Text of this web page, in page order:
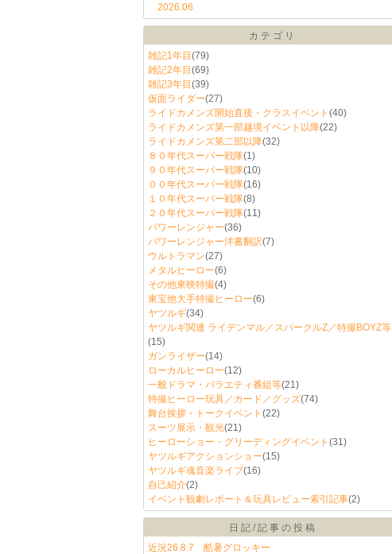
2026.06
カテゴリ
雑記1年目 (79)
雑記2年目 (69)
雑記3年目 (39)
仮面ライダー(27)
ライドカメンズ開始直後・クラスイベント (40)
ライドカメンズ第一部越境イベント以降(22)
ライドカメンズ第二部以降(32)
８０年代スーパー戦隊(1)
９０年代スーパー戦隊(10)
００年代スーパー戦隊(16)
１０年代スーパー戦隊(8)
２０年代スーパー戦隊(11)
パワーレンジャー(36)
パワーレンジャー洋書翻訳(7)
ウルトラマン(27)
メタルヒーロー(6)
その他東映特撮(4)
東宝他大手特撮ヒーロー(6)
ヤツルギ(34)
ヤツルギ関連 ライデンマル／スパークルZ／特撮BOYZ等
(15)
ガンライザー(14)
ローカルヒーロー(12)
一般ドラマ・バラエティ番組等(21)
特撮ヒーロー玩具／カード／グッズ(74)
舞台挨拶・トークイベント (22)
スーツ展示・観光(21)
ヒーローショー・グリーディングイベント (31)
ヤツルギアクションショー(15)
ヤツルギ魂音楽ライブ(16)
自己紹介(2)
イベント観劇レポート＆玩具レビュー索引記事(2)
日記/記事の投稿
近況26.8.7 酷暑グロッキー